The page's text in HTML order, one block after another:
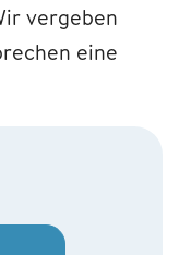
vergeben
eine